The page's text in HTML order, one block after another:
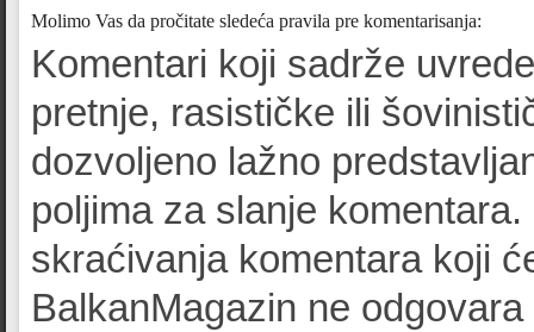
Molimo Vas da pročitate sledeća pravila pre komentarisanja:
Komentari koji sadrže
pretnje, rasističke ili
dozvoljeno lažno
poljima za slanje
skraćivanja komentara koji
BalkanMagazin ne